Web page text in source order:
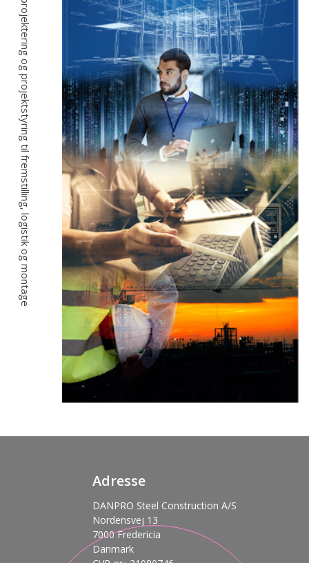
Fra idé, projektering og projektstyring til fremstilling, logistik og montage
Adresse
DANPRO Steel Construction A/S
Nordensvej 13
7000 Fredericia
Danmark